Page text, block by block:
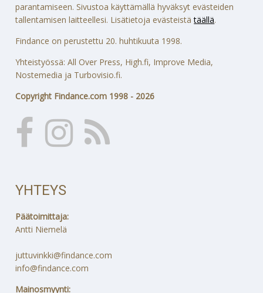
parantamiseen. Sivustoa käyttämällä hyväksyt evästeiden
tallentamisen laitteellesi. Lisätietoja evästeistätäällä.
Findance on perustettu 20. huhtikuuta 1998.
Yhteistyössä: All Over Press, High.fi, Improve Media,
Nostemedia ja Turbovisio.fi.
Copyright Findance.com 1998 - 2026
YHTEYS
Päätoimittaja:
Antti Niemelä
juttuvinkki@findance.com
info@findance.com
Mainosmyynti: